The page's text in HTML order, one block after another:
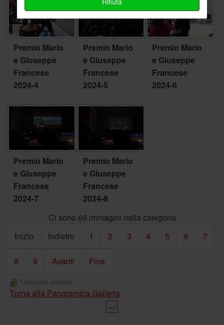
Premio Mario
e Giuseppe
Francese
2024-4
Premio Mario
e Giuseppe
Francese
2024-5
Premio Mario
e Giuseppe
Francese
2024-6
Premio Mario
e Giuseppe
Francese
2024-7
Premio Mario
e Giuseppe
Francese
2024-8
Ci sono 69 immagini nella categoria
Inizio
Indietro 1 2 3 4 5 6 7
8 9 Avanti Fine
Categorie protette
Torna alla Panoramica Galleria